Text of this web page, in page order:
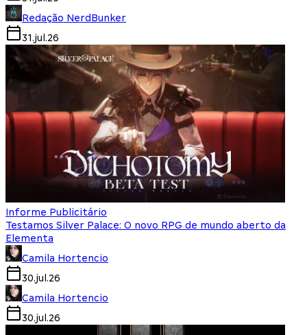
Redação NerdBunker
31.jul.26
Informe Publicitário
Testamos Silver Palace: O novo RPG de mundo aberto da
Elementa
Camila Hortencio
30.jul.26
Camila Hortencio
30.jul.26